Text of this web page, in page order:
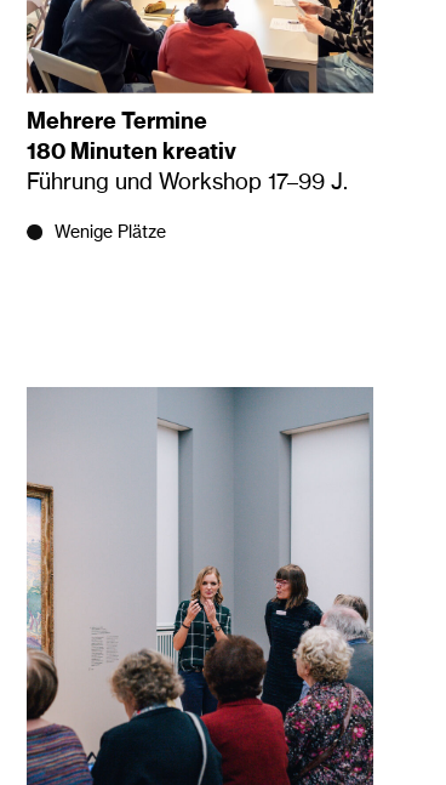
Mehrere Termine
180 Minuten kreativ
Führung und Workshop 17–99 J.
Wenige Plätze